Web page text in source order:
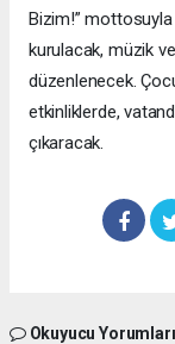
Bizim!”
kurulacak, müzik
düzenlenecek.
etkinliklerde,
çıkaracak.
Okuyucu Yorumları